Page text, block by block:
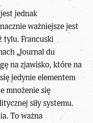
jednak
ważniejsze jest
tylu. Francuski
„Journal du
na zjawisko, które na
jedynie elementem
mnożenie się
siły systemu.
To ważna